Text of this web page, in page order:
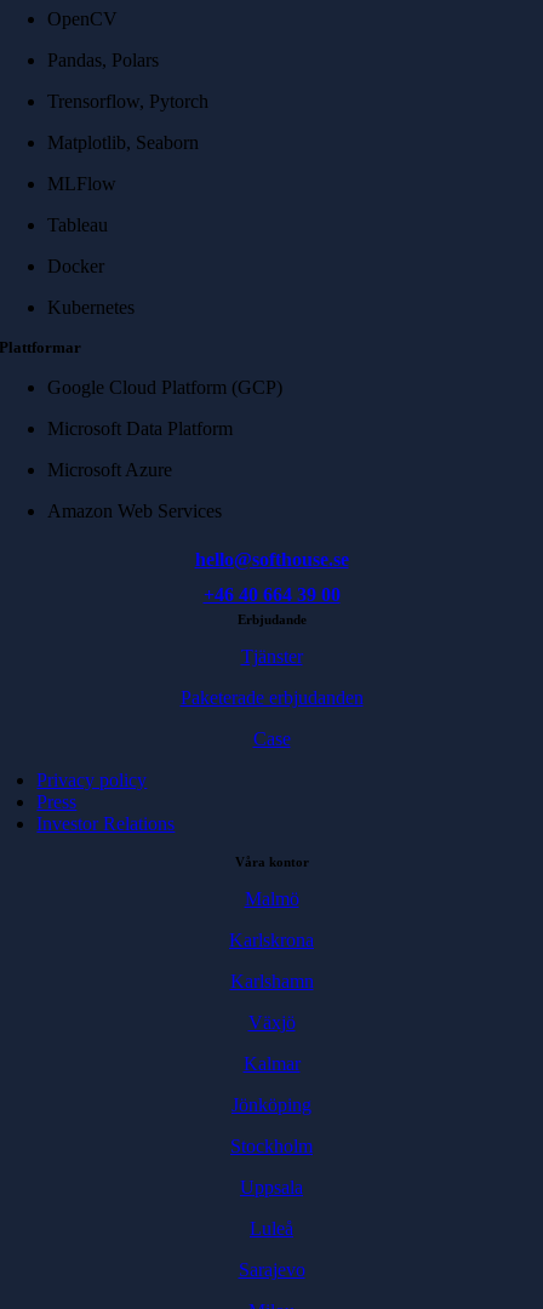
OpenCV
Pandas, Polars
Trensorflow, Pytorch
Matplotlib, Seaborn
MLFlow
Tableau
Docker
Kubernetes
Plattformar
Google Cloud Platform (GCP)
Microsoft Data Platform
Microsoft Azure
Amazon Web Services
hello@softhouse.se
+46 40 664 39 00
Erbjudande
Tjänster
Paketerade erbjudanden
Case
Privacy policy
Press
Investor Relations
Våra kontor
Malmö
Karlskrona
Karlshamn
Växjö
Kalmar
Jönköping
Stockholm
Uppsala
Luleå
Sarajevo